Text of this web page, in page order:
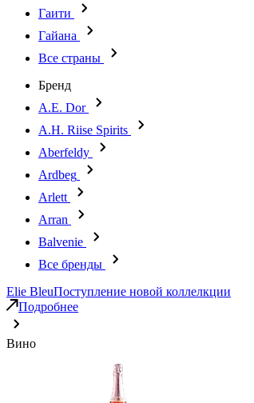
Гаити
Гайана
Все страны
Бренд
A.E. Dor
A.H. Riise Spirits
Aberfeldy
Ardbeg
Arlett
Arran
Balvenie
Все бренды
Elie BleuПоступление новой коллелкции
Подробнее
Вино